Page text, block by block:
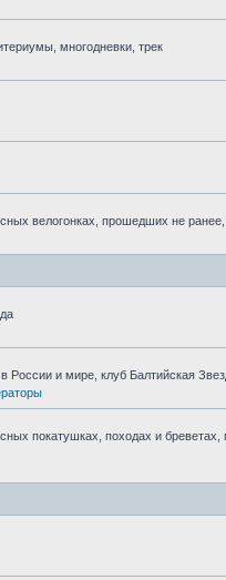
многодневки, трек
велогонках, прошедших не
и мире, клуб Балтийская
покатушках, походах и